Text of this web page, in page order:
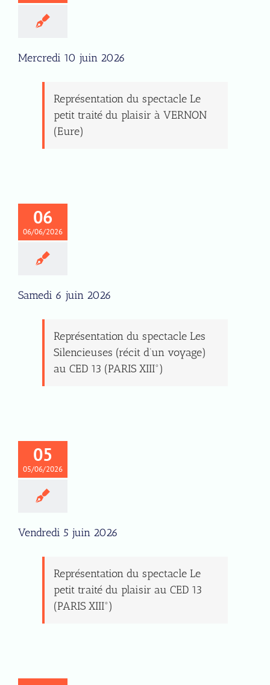
Mercredi 10 juin 2026
Représentation du spectacle Le
petit traité du plaisir à VERNON
(Eure)
06
06/06/2026
Samedi 6 juin 2026
Représentation du spectacle Les
Silencieuses (récit d’un voyage)
au CED 13 (PARIS XIII°)
05
05/06/2026
Vendredi 5 juin 2026
Représentation du spectacle Le
petit traité du plaisir au CED 13
(PARIS XIII°)